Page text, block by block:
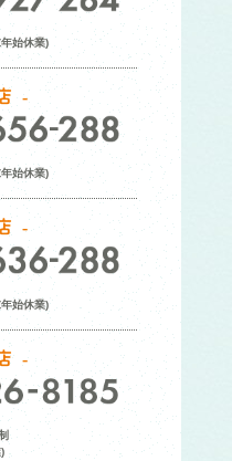
始休業)
始休業)
始休業)